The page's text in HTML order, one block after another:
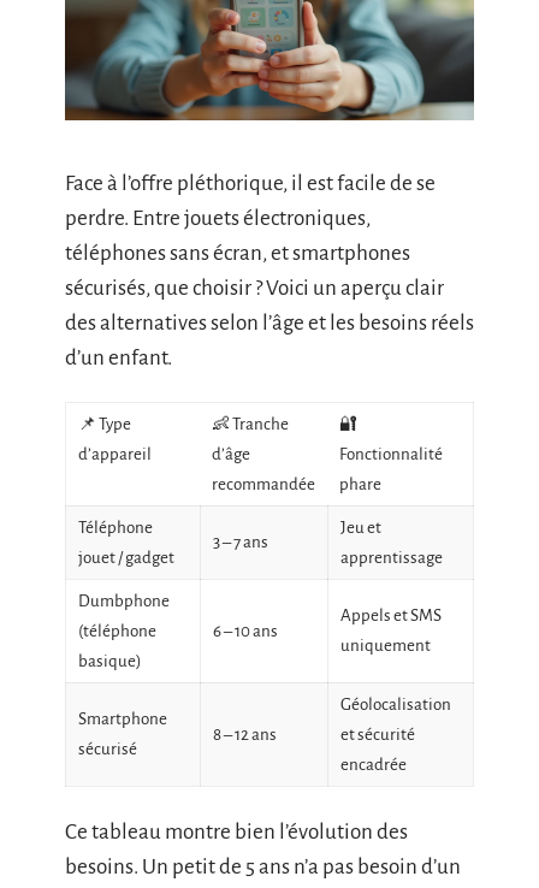
Face à l’offre pléthorique, il est facile de se
perdre. Entre jouets électroniques,
téléphones sans écran, et smartphones
sécurisés, que choisir ? Voici un aperçu clair
des alternatives selon l’âge et les besoins réels
d’un enfant.
📌 Type
d’appareil
👶 Tranche
d’âge
recommandée
🔐
Fonctionnalité
phare
Téléphone
jouet / gadget
3 – 7 ans
Jeu et
apprentissage
Dumbphone
(téléphone
basique)
6 – 10 ans
Appels et SMS
uniquement
Smartphone
sécurisé
8 – 12 ans
Géolocalisation
et sécurité
encadrée
Ce tableau montre bien l’évolution des
besoins. Un petit de 5 ans n’a pas besoin d’un